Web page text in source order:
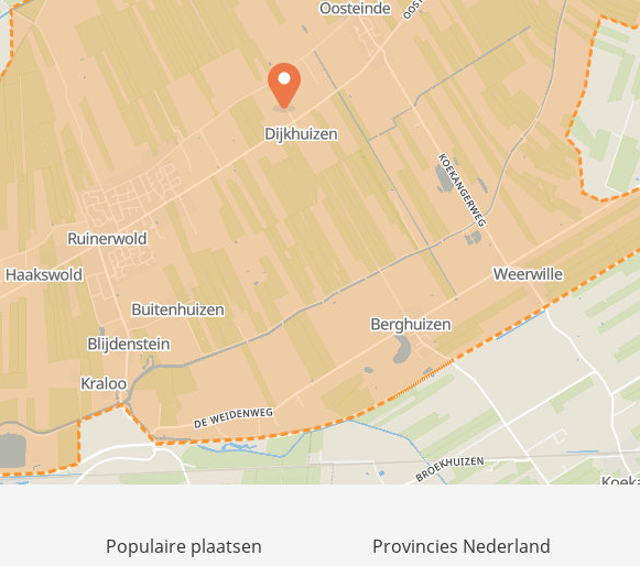
Populaire plaatsen Provincies Nederland